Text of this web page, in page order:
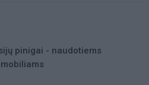
pinigai - naudotiems